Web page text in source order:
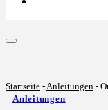
Startseite - Anleitungen -
Anleitungen